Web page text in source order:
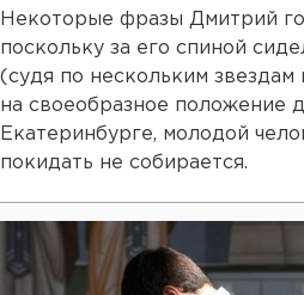
Некоторые фразы Дмитрий
поскольку за его спиной
(судя по нескольким звездам
на своеобразное положение
Екатеринбурге, молодой
покидать не собирается.